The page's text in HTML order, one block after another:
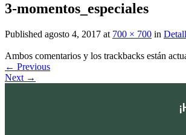
3-momentos_especiales
Published agosto 4, 2017 at 700 × 700 in
Ambos comentarios y los trackbacks están
← Previous
Next →